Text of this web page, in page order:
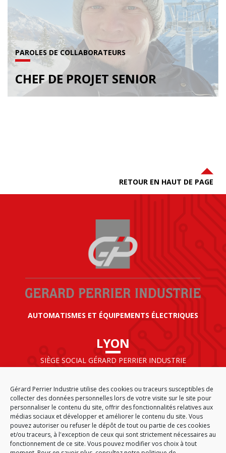
Gérard Perrier Industrie utilise des cookies ou traceurs susceptibles de
collecter des données personnelles lors de votre visite sur le site pour
personnaliser le contenu du site, offrir des fonctionnalités relatives aux
médias sociaux et développer et améliorer le contenu du site. Vous
pouvez autoriser ou refuser le dépôt de tout ou partie de ces cookies
et/ou traceurs, à l'exception de ceux qui sont strictement nécessaires au
fonctionnement de ce site. Vous pouvez modifier vos choix à tout
PAROLES DE COLLABORATEURS
CHEF DE PROJET SENIOR
RETOUR EN HAUT DE PAGE
AUTOMATISMES ET ÉQUIPEMENTS ÉLECTRIQUES
LYON
SIÈGE SOCIAL GÉRARD PERRIER INDUSTRIE
69125 LYON AÉROPORT SAINT EXUPÉRY
FRANCE